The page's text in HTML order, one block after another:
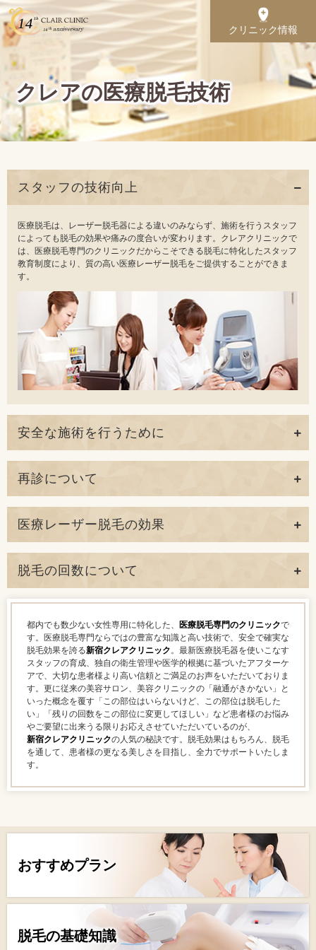
クレアの医療脱毛技術
クリニック情報
スタッフの技術向上
医療脱毛は、レーザー脱毛器による違いのみならず、施術を行うスタッフ
によっても脱毛の効果や痛みの度合いが変わります。クレアクリニックで
は、医療脱毛専門のクリニックだからこそできる脱毛に特化したスタッフ
教育制度により、質の高い医療レーザー脱毛をご提供することができま
す。
安全な施術を行うために
再診について
医療レーザー脱毛の効果
脱毛の回数について
都内でも数少ない女性専用に特化した、 医療脱毛専門のクリニックで
す。医療脱毛専門ならではの豊富な知識と高い技術で、安全で確実な
脱毛効果を誇る新宿クレアクリニック。最新医療脱毛器を使いこなす
スタッフの育成、独自の衛生管理や医学的根拠に基づいたアフターケ
アで、大切な患者様より高い信頼とご満足のお声をいただいておりま
す。更に従来の美容サロン、美容クリニックの「融通がきかない」と
いった概念を覆す「この部位はいらないけど、この部位は脱毛した
い」「残りの回数をこの部位に変更してほしい」など患者様のお悩み
やご要望に出来うる限りお応えさせていただいているのが、
新宿クレアクリニックの人気の秘訣です。脱毛効果はもちろん、脱毛
を通して、患者様の更なる美しさを目指し、全力でサポートいたしま
す。
おすすめプラン
脱毛の基礎知識